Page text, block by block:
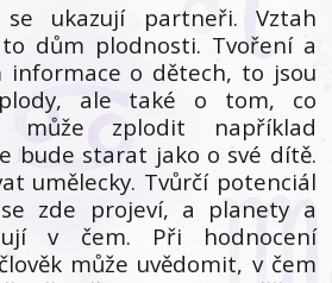
ukazují partneři. Vztah
dům plodnosti. Tvoření a
informace o dětech, to jsou
ale také o tom, co
může zplodit například
bude starat jako o své dítě.
umělecky. Tvůrčí potenciál
zde projeví, a planety a
v čem. Při hodnocení
může uvědomit, v čem